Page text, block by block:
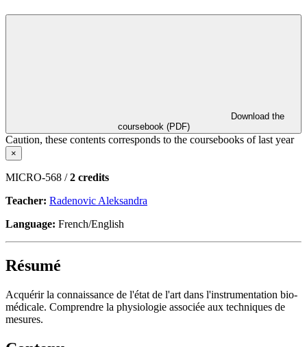
coursebook (PDF)
Caution, these contents corresponds to the coursebooks of last year
×
MICRO-568 /2 credits
Teacher: Radenovic Aleksandra
Language: French/English
Résumé
Acquérir la connaissance de l'état de l'art dans l'instrumentation bio-
médicale. Comprendre la physiologie associée aux techniques de
mesures.